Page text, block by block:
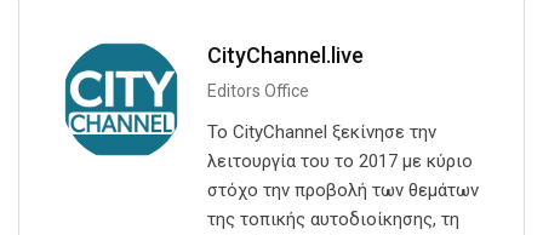
CityChannel.live
Editors Office
Το CityChannel ξεκίνησε την
λειτουργία του το 2017 με κύριο
στόχο την προβολή των θεμάτων
της τοπικής αυτοδιοίκησης, τη